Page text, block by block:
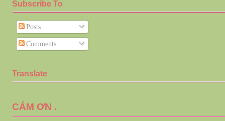
Subscribe To
Posts
Comments
Translate
CÁM ƠN .